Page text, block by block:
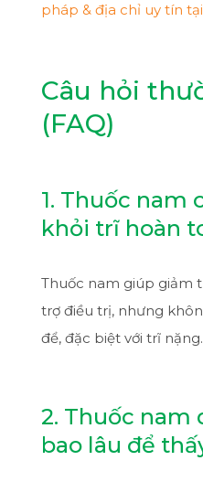
pháp & địa chỉ uy tín
Câu hỏi
(FAQ)
1. Thuốc nam
khỏi trĩ hoàn
Thuốc nam giúp giảm
trợ điều trị, nhưng
để, đặc biệt với trĩ nặng.
2. Thuốc nam
bao lâu để